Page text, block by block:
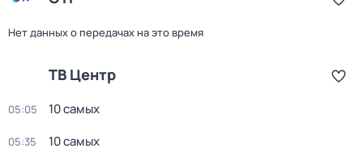
Нет данных о передачах на это время
ТВ Центр
05:05 10 самых
05:35 10 самых